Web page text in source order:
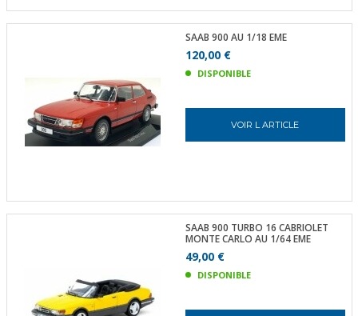
SAAB 900 AU 1/18 EME
120,00 €
DISPONIBLE
VOIR L ARTICLE
SAAB 900 TURBO 16 CABRIOLET
MONTE CARLO AU 1/64 EME
49,00 €
DISPONIBLE